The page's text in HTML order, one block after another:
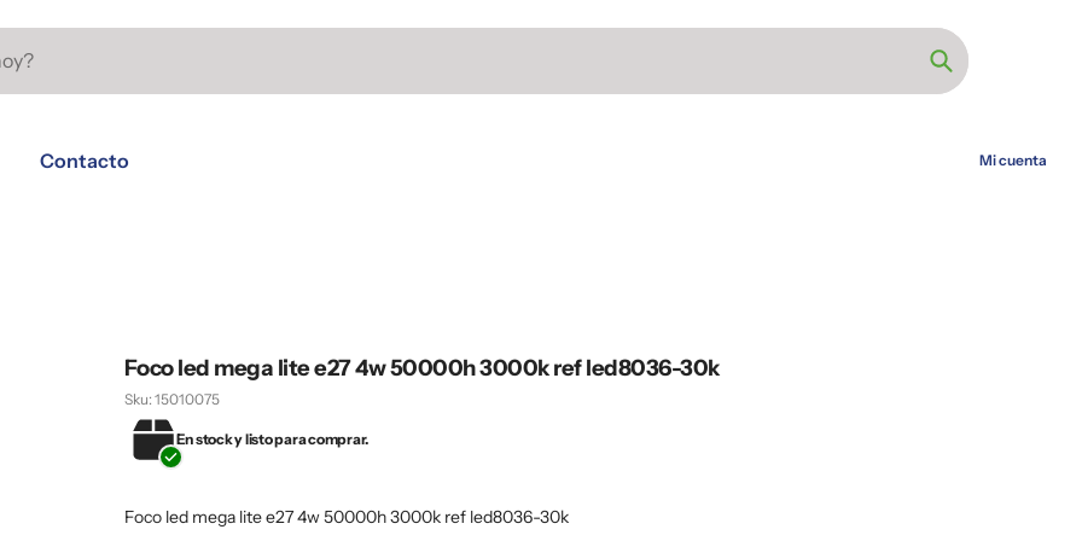
Búsqueda
Contacto Mi cuenta
Foco led mega lite e27 4w 50000h 3000k ref led8036-30k
Sku: 15010075
En stock y listo para comprar.
Foco led mega lite e27 4w 50000h 3000k ref led8036-30k